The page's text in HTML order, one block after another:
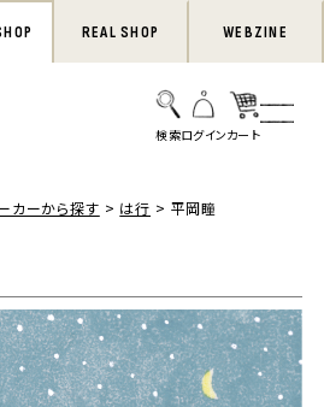
REAL SHOP WEBZINE
カーから探す は行 平岡瞳